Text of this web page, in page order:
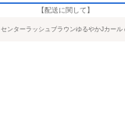
【配送に関して】
センターラッシュブラウンゆるやかJカール